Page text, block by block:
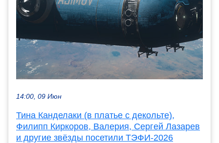
14:00, 09 Июн
Тина Канделаки (в платье с декольте),
Филипп Киркоров, Валерия, Сергей Лазарев
и другие звёзды посетили ТЭФИ-2026